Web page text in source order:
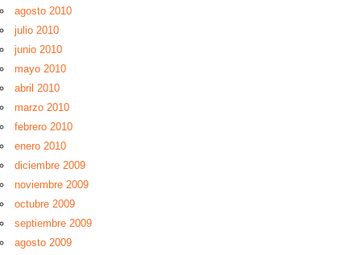
agosto 2010
julio 2010
junio 2010
mayo 2010
abril 2010
marzo 2010
febrero 2010
enero 2010
diciembre 2009
noviembre 2009
octubre 2009
septiembre 2009
agosto 2009